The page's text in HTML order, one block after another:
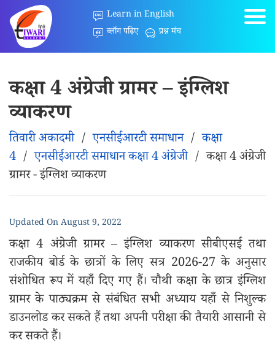
Learn in English
ब्लॉग पढ़िए
प्रश्न मंच
कक्षा 4 अंग्रेजी ग्रामर – इंग्लिश
व्याकरण
तिवारी अकादमी/एनसीईआरटी समाधान/कक्षा
4 /एनसीईआरटी समाधान कक्षा 4 अंग्रेजी/कक्षा 4 अंग्रेजी
ग्रामर - इंग्लिश व्याकरण
Updated OnAugust 9, 2022
कक्षा 4 अंग्रेजी ग्रामर – इंग्लिश व्याकरण सीबीएसई तथा
राजकीय बोर्ड के छात्रों के लिए सत्र 2026-27 के अनुसार
संशोधित रूप में यहाँ दिए गए हैं। चौथी कक्षा के छात्र इंग्लिश
ग्रामर के पाठ्यक्रम से संबंधित सभी अध्याय यहाँ से निशुल्क
डाउनलोड कर सकते हैं तथा अपनी परीक्षा की तैयारी आसानी से
कर सकते हैं।